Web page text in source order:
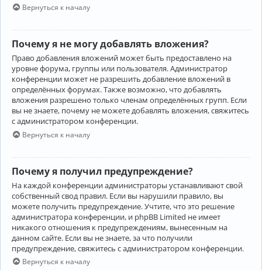
Вернуться к началу
Почему я не могу добавлять вложения?
Право добавления вложений может быть предоставлено на
уровне форума, группы или пользователя. Администратор
конференции может не разрешить добавление вложений в
определённых форумах. Также возможно, что добавлять
вложения разрешено только членам определённых групп. Если
вы не знаете, почему не можете добавлять вложения, свяжитесь
с администратором конференции.
Вернуться к началу
Почему я получил предупреждение?
На каждой конференции администраторы устанавливают свой
собственный свод правил. Если вы нарушили правило, вы
можете получить предупреждение. Учтите, что это решение
администратора конференции, и phpBB Limited не имеет
никакого отношения к предупреждениям, вынесенным на
данном сайте. Если вы не знаете, за что получили
предупреждение, свяжитесь с администратором конференции.
Вернуться к началу